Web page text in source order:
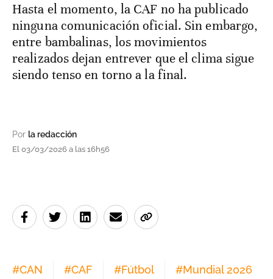
Hasta el momento, la CAF no ha publicado
ninguna comunicación oficial. Sin embargo,
entre bambalinas, los movimientos
realizados dejan entrever que el clima sigue
siendo tenso en torno a la final.
Por la redacción
El 03/03/2026 a las 16h56
#CAN #CAF #Fútbol #Mundial 2026